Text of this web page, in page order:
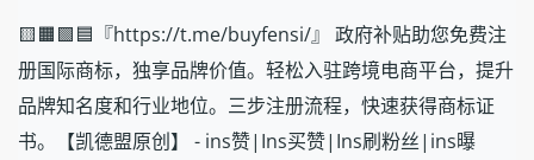
🟨🟧🟩🟦『https://t.me/buyfensi/』 政府补贴助您免费注
册国际商标，独享品牌价值。轻松入驻跨境电商平台，提升
品牌知名度和行业地位。三步注册流程，快速获得商标证
书。【凯德盟原创】 - ins赞|Ins买赞|Ins刷粉丝|ins曝